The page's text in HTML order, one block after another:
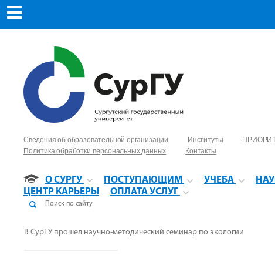
Сведения об образовательной организации Институты
Политика обработки персональных данных
Контакты
О СУРГУ ПОСТУПАЮЩИМ УЧЕБА
ЦЕНТР КАРЬЕРЫ
ОПЛАТА УСЛУГ
В СурГУ прошел научно-методический семинар по экологии